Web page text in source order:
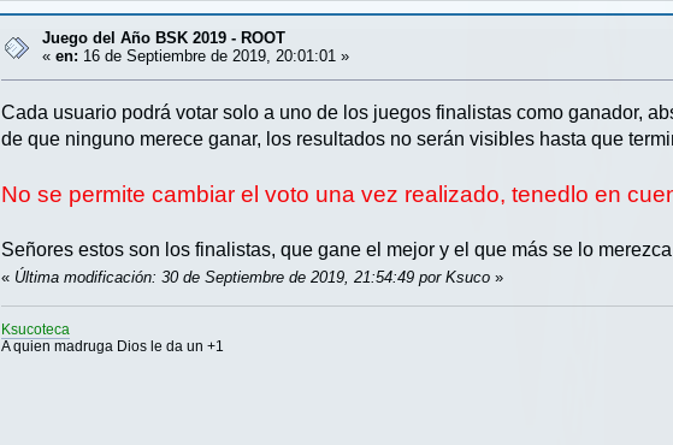
Juego del Año BSK 2019 - ROOT
«en: 16 de Septiembre de 2019, 20:01:01 »
Cada usuario podrá votar solo a uno de los juegos finalistas como ganador,
de que ninguno merece ganar, los resultados no serán visibles hasta que
No se permite cambiar el voto una vez realizado, tenedlo en
Señores estos son los finalistas, que gane el mejor y el que más se lo merezca
« Última modificación: 30 de Septiembre de 2019, 21:54:49 por Ksuco »
Ksucoteca
A quien madruga Dios le da un +1